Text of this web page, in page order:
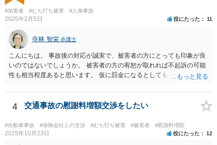
#加害者 #むち打ち被害 #人身事故
2025年2月5日 役にたった 11
寺林 智栄 弁護士
こんにちは。 事故後の対応が誠実で、被害者の方にとっても印象が良
いのではないでしょうか。 被害者の方の宥恕が取れれば不起訴の可能
性も相当程度あると思います。 仮に罰金になるとしても今回は略式の
ょう。 参考になれば幸いです。
4 交通事故の慰謝料増額交渉をしたい
#自動車事故 #保険会社との交渉 #むち打ち被害 #被害者 #慰謝料増額
2025年10月23日 役にたった 12